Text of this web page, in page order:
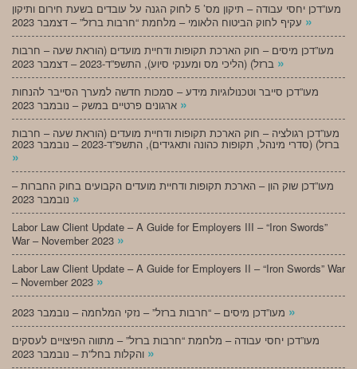
מעו”דכן יחסי עבודה – תיקון מס’ 5 לחוק הגנה על עובדים בשעת חירום ותיקון
»
מעו”דכן מיסים – חוק הארכת תקופות ודחיית מועדים (הוראת שעה – חרבות
»
מעו”דכן סייבר וטכנולוגיות מידע – סמכות חדשה למערך הסייבר להנחות
»
מעו”דכן רגולציה – חוק הארכת תקופות ודחיית מועדים (הוראת שעה – חרבות
ברזל) (סדרי מינהל, תקופות כהונה ותאגידים), התשפ”ד-2023 – נובמבר 2023
»
מעו”דכן שוק הון – הארכת תקופות ודחיית מועדים הקבועים בחוק החברות –
»
Labor Law Client Update – A Guide for Employers III – “Iron Swords”
War – November 2023 »
Labor Law Client Update – A Guide for Employers II – “Iron Swords” War
– November 2023 »
»
מעו”דכן יחסי עבודה – מלחמת “חרבות ברזל” – מתווה הפיצויים לעסקים
»